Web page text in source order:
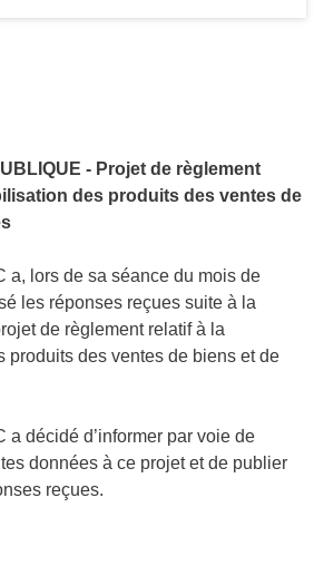
- Projet de règlement
des produits des ventes de
a, lors de sa séance du mois de
les réponses reçues suite à la
de règlement relatif à la
produits des ventes de biens et de
a décidé d’informer par voie de
données à ce projet et de publier
reçues.